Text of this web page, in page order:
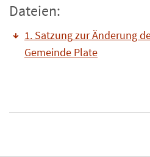
Dateien:
1. Satzung zur Änderung
Gemeinde Plate